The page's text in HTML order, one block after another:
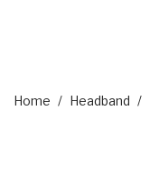
Shop
Home / Headband /